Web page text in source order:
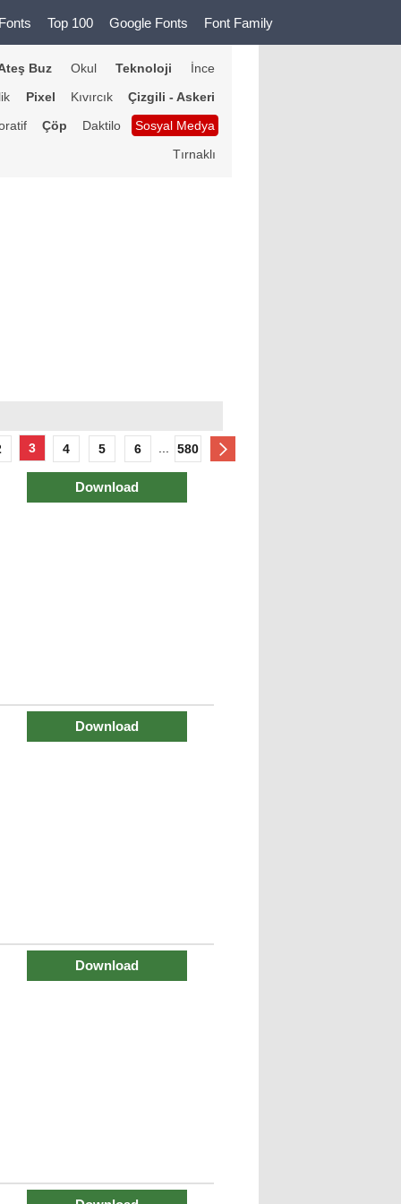
Top 100 Google Fonts Font Family
Buz Okul Teknoloji
İnce
Pixel Kıvırcık
Çizgili - Askeri
Çöp Daktilo
Sosyal Medya
Tırnaklı
3 4 5 6 580
Download
Download
Download